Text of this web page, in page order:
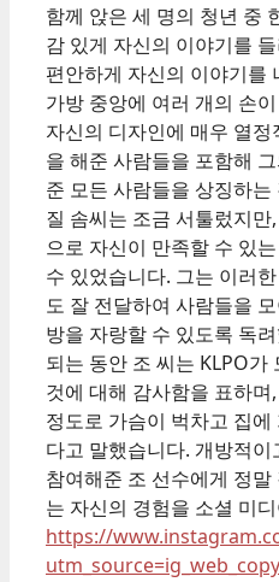
함께 앉은 세 명의 청년 중
감 있게 자신의 이야기를
편안하게 자신의 이야기를
가방 중앙에 여러 개의 손
자신의 디자인에 매우 열
을 해준 사람들을 포함해
준 모든 사람들을 상징하
질 솜씨는 조금 서툴렀지
으로 자신이 만족할 수 있
수 있었습니다. 그는 이러
도 잘 전달하여 사람들을
방을 자랑할 수 있도록 독
되는 동안 조 씨는 KLPO가
것에 대해 감사함을 표하
정도로 가슴이 벅차고 집
다고 말했습니다. 개방적
참여해준 조 선수에게 정
는 자신의 경험을 소셜 미
https://